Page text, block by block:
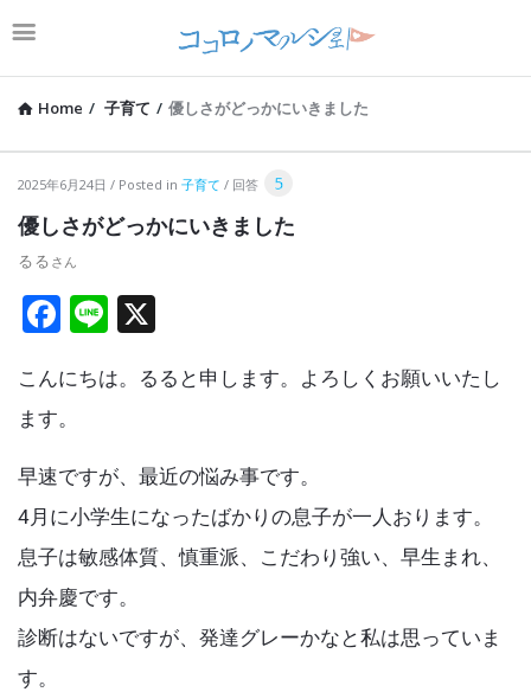
Home / 子育て / 優しさがどっかにいきました
コ
コ
ロ
ノ
マ
ル
ェ
Latest
Articles
2025年6月24日 Posted in 子育て 回答 5
優しさがどっかにいきました
るる
F
ce
b
o
o
k
Li
e
こんにちは。るると申します。よろしくお願いいたし
ます。
早速ですが、最近の悩み事です。
4月に小学生になったばかりの息子が一人おります。
息子は敏感体質、慎重派、こだわり強い、早生まれ、
内弁慶です。
診断はないですが、発達グレーかなと私は思っていま
す。